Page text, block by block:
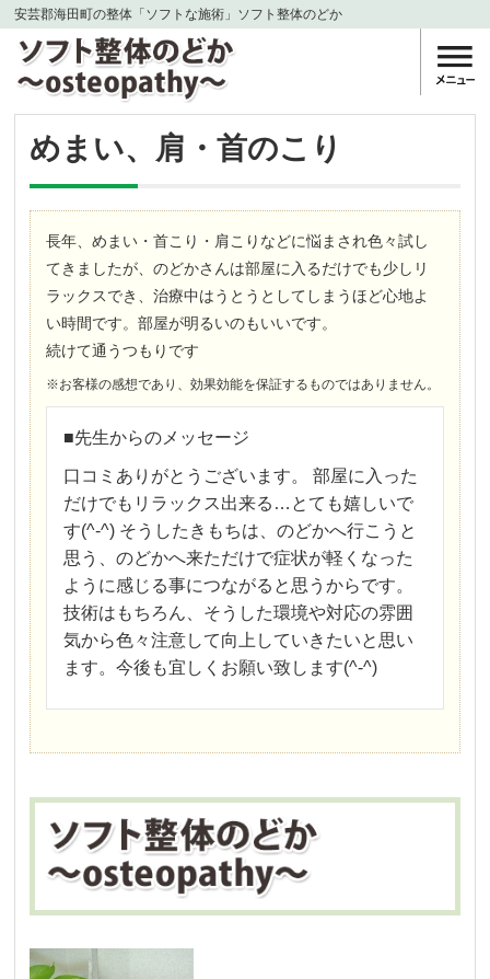
安芸郡海田町の整体「ソフトな施術」ソフト整体のどか
めまい、肩・首のこり
長年、めまい・首こり・肩こりなどに悩まされ色々試し
てきましたが、のどかさんは部屋に入るだけでも少しリ
ラックスでき、治療中はうとうとしてしまうほど心地よ
い時間です。部屋が明るいのもいいです。
続けて通うつもりです
※お客様の感想であり、効果効能を保証するものではありません。
■先生からのメッセージ
口コミありがとうございます。 部屋に入った
だけでもリラックス出来る…とても嬉しいで
す(^-^) そうしたきもちは、のどかへ行こうと
思う、のどかへ来ただけで症状が軽くなった
ように感じる事につながると思うからです。
技術はもちろん、そうした環境や対応の雰囲
気から色々注意して向上していきたいと思い
ます。今後も宜しくお願い致します(^-^)